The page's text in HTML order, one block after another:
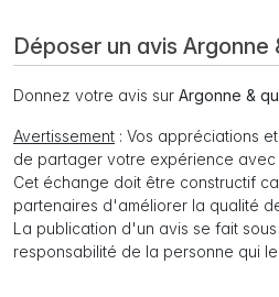
Déposer un avis Argonne
Donnez votre avis sur Argonne &
Avertissement : Vos appréciations
de partager votre expérience avec
Cet échange doit être constructif
partenaires d'améliorer la qualité
La publication d'un avis se fait
responsabilité de la personne qui